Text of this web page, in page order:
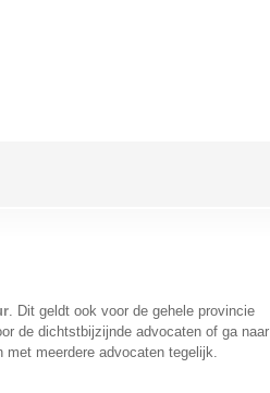
. Dit geldt ook voor de gehele provincie
de dichtstbijzijnde advocaten of ga naar
meerdere advocaten tegelijk.